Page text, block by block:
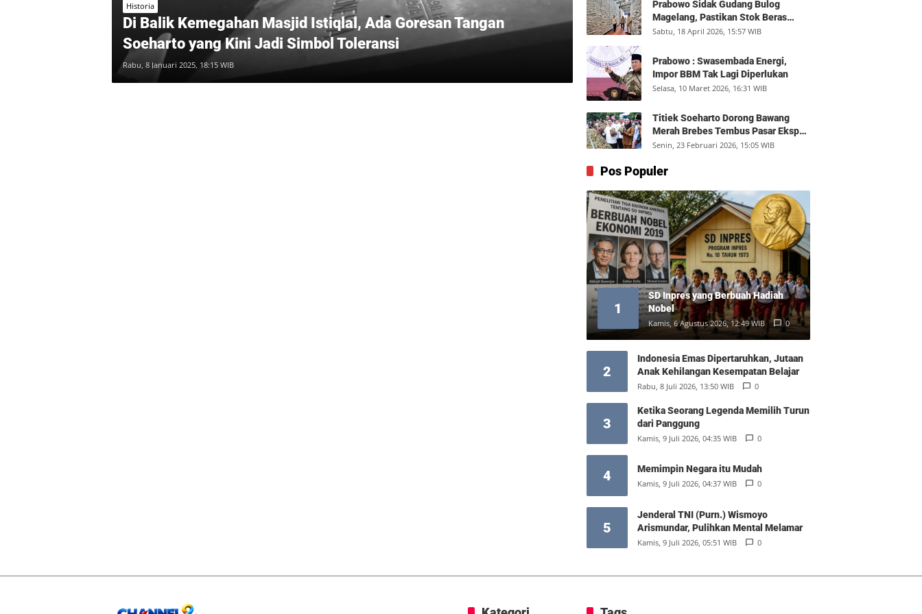
Historia
Di Balik Kemegahan Masjid Istiqlal, Ada Goresan Tangan
Soeharto yang Kini Jadi Simbol Toleransi
Rabu, 8 Januari 2025, 18:15 WIB
Prabowo Sidak Gudang Bulog
Magelang, Pastikan Stok Beras
Aman dan Distribusi Lancar
Sabtu, 18 April 2026, 15:57 WIB
Prabowo : Swasembada Energi,
Impor BBM Tak Lagi Diperlukan
Selasa, 10 Maret 2026, 16:31 WIB
Titiek Soeharto Dorong Bawang
Merah Brebes Tembus Pasar Ekspor,
Petani Bisa Untung Rp350 Juta per
Senin, 23 Februari 2026, 15:05 WIB
Pos Populer
1
SD Inpres yang Berbuah Hadiah
Nobel
Kamis, 6 Agustus 2026, 12:49 WIB 0
2
Indonesia Emas Dipertaruhkan, Jutaan
Anak Kehilangan Kesempatan Belajar
Rabu, 8 Juli 2026, 13:50 WIB 0
3
Ketika Seorang Legenda Memilih Turun
dari Panggung
Kamis, 9 Juli 2026, 04:35 WIB 0
4 Memimpin Negara itu Mudah
Kamis, 9 Juli 2026, 04:37 WIB 0
5
Jenderal TNI (Purn.) Wismoyo
Arismundar, Pulihkan Mental Melamar
Kamis, 9 Juli 2026, 05:51 WIB 0